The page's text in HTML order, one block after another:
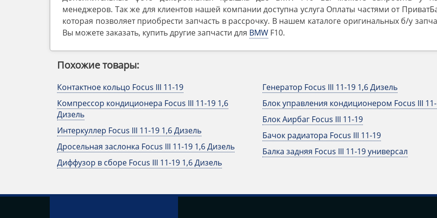
менеджеров. Так же для клиентов нашей компании доступна услуга Оплаты частями от
которая позволяет приобрести запчасть в рассрочку. В нашем каталоге оригинальных б/у
Вы можете заказать, купить другие запчасти для BMW F10.
Похожие товары:
Контактное кольцо Focus III 11-19
Компрессор кондиционера Focus III 11-19 1,6
Дизель
Интеркуллер Focus III 11-19 1,6 Дизель
Дросельная заслонка Focus III 11-19 1,6 Дизель
Диффузор в сборе Focus III 11-19 1,6 Дизель
Генератор Focus III 11-19 1,6 Дизель
Блок управления кондиционером Focus III
Блок Аирбаг Focus III 11-19
Бачок радиатора Focus III 11-19
Балка задняя Focus III 11-19 универсал